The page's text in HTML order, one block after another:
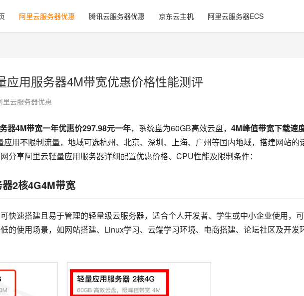
阿里云服务器优惠 腾讯云服务器优惠 京东云主机 阿里云服务器ECS
应用服务器4M带宽优惠价格性能测评
里云服务器优惠
器4M带宽一年优惠价297.98元一年，系统盘为60GB高效云盘， 4M峰值带宽下载速
应用不限制流量，地域可选杭州、北京、深圳、上海、广州等国内地域，搭建网站的
分享阿里云轻量应用服务器详细配置优惠价格、CPU性能及限制条件：
2核4G4M带宽
快速搭建且易于管理的轻量级云服务器，适合个人开发者、学生或中小企业使用，
的使用场景，如网站搭建、Linux学习、云端学习环境、电商搭建、论坛社区及开发